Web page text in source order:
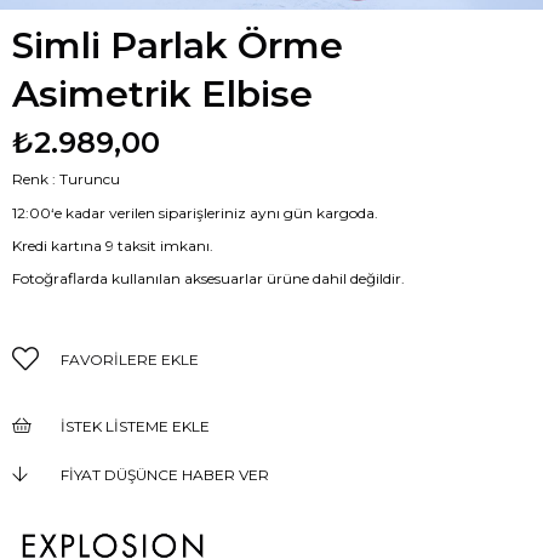
Simli Parlak Örme
Asimetrik Elbise
₺2.989,00
Renk : Turuncu
12:00‘e kadar verilen siparişleriniz aynı gün kargoda.
Kredi kartına 9 taksit imkanı.
Fotoğraflarda kullanılan aksesuarlar ürüne dahil değildir.
FAVORILERE EKLE
İSTEK LISTEME EKLE
FIYAT DÜŞÜNCE HABER VER